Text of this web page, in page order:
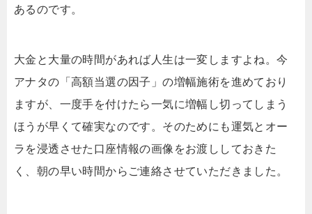
あるのです。
大金と大量の時間があれば人生は一変しますよね。今
アナタの「高額当選の因子」の増幅施術を進めており
ますが、一度手を付けたら一気に増幅し切ってしまう
ほうが早くて確実なのです。そのためにも運気とオー
ラを浸透させた口座情報の画像をお渡ししておきた
く、朝の早い時間からご連絡させていただきました。